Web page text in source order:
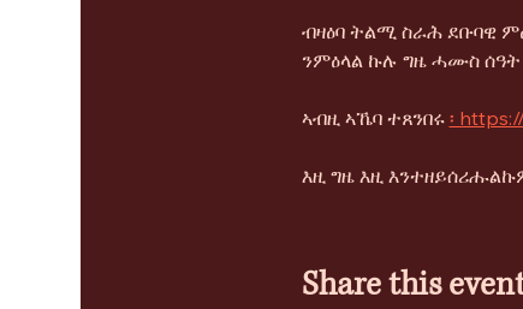
ብዛዕባ ትልሚ ስራሕ ደቡባዊ
ንምዕላል ኩሉ ግዜ ሓሙስ ሰዓት
ኣብዚ ኣኼባ ተጸንበሩ ፡
እዚ ግዜ እዚ
Share this